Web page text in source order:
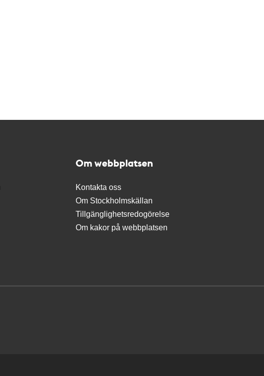
Om webbplatsen
Kontakta oss
Om Stockholmskällan
Tillgänglighetsredogörelse
Om kakor på webbplatsen